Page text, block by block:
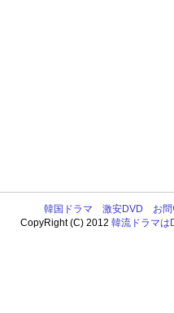
韓国ドラマ 激安DVD
お
CopyRight (C) 2012韓流ドラマは